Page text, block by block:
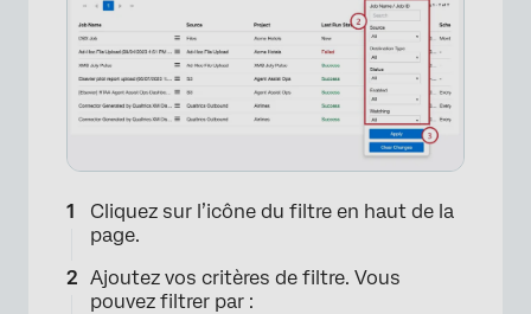
×
Cliquez sur l’icône du filtre en haut de la
page.
Ajoutez vos critères de filtre. Vous
pouvez filtrer par :